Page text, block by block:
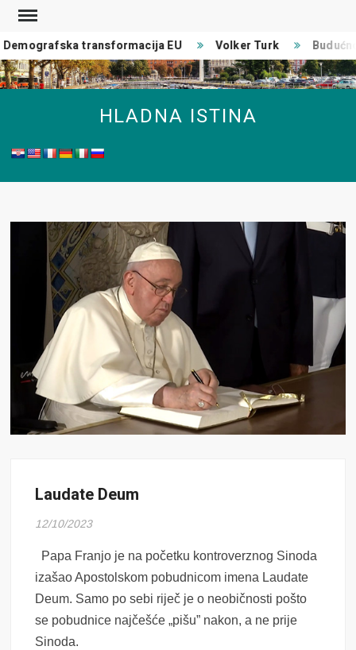
Skip
content
transformacija EU Volker Turk
HLADNA ISTINA
Laudate Deum
12/10/2023
Papa Franjo je na početku kontroverznog Sinoda
izašao Apostolskom pobudnicom imena Laudate
Deum. Samo po sebi riječ je o neobičnosti pošto
se pobudnice najčešće „pišu” nakon, a ne prije
Sinoda.